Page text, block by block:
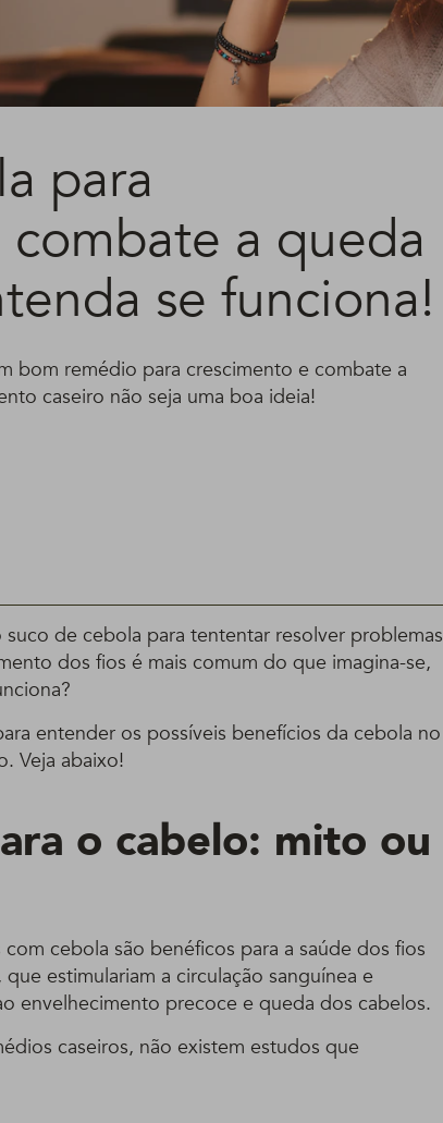
para
a queda
se funciona!
bom remédio para crescimento e combate a
caseiro não seja uma boa ideia!
de cebola para tententar resolver problemas
dos fios é mais comum do que imagina-se,
entender os possíveis benefícios da cebola no
Veja abaixo!
o cabelo: mito ou
cebola são benéficos para a saúde dos fios
estimulariam a circulação sanguínea e
envelhecimento precoce e queda dos cabelos.
caseiros, não existem estudos que